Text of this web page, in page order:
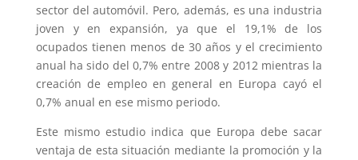
sector del automóvil. Pero, además, es una industria
joven y en expansión, ya que el 19,1% de los
ocupados tienen menos de 30 años y el crecimiento
anual ha sido del 0,7% entre 2008 y 2012 mientras la
creación de empleo en general en Europa cayó el
0,7% anual en ese mismo periodo.
Este mismo estudio indica que Europa debe sacar
ventaja de esta situación mediante la promoción y la